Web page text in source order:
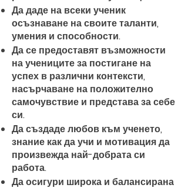
Да даде на всеки ученик
осъзнаване на своите таланти,
умения и способности.
Да се предоставят възможности
на учениците за постигане на
успех в различни контексти,
насърчаване на положително
самочувствие и представа за себе
си.
Да създаде любов към ученето,
знание как да учи и мотивация да
произвежда най-добрата си
работа.
Да осигури широка и балансирана